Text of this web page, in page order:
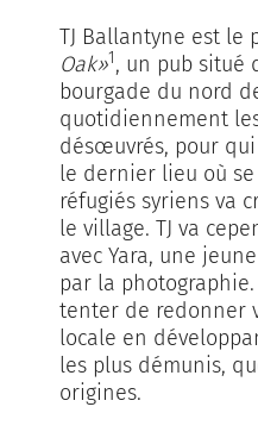
TJ Ballantyne est le
Oak»1, un pub situé
bourgade du nord
quotidiennement
désœuvrés, pour
le dernier lieu où se
réfugiés syriens va
le village. TJ va
avec Yara, une
par la
tenter de redonner
locale en
les plus démunis,
origines.